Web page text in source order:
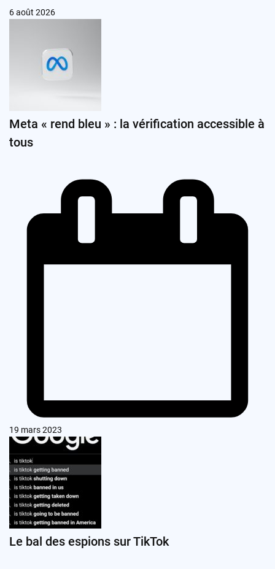
6 août 2026
Meta « rend bleu » : la vérification accessible à
tous
19 mars 2023
Le bal des espions sur TikTok